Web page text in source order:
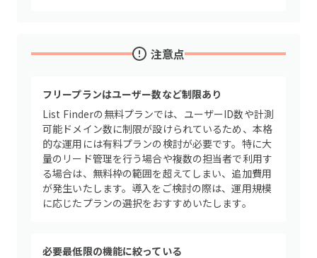
注意点
フリープランはユーザー数など制限あり
List Finderの無料プランでは、ユーザーID数や計測
可能ドメイン数に制限が設けられているため、本格
的な運用には有料プランの検討が必要です。特に大
量のリード管理を行う場合や複数の担当者で利用す
る場合は、無料枠の範囲を超えてしまい、追加費用
が発生いたします。導入をご検討の際は、運用規模
に応じたプランの選択をおすすめいたします。
必要最低限の機能に絞っている